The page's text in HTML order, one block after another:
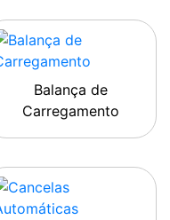
Balança de
Carregamento